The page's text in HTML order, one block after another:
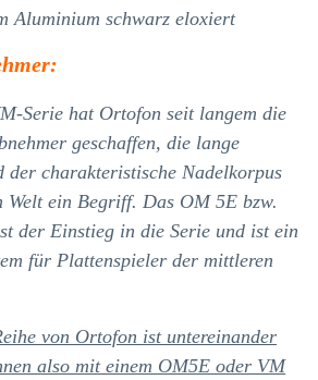
Aluminium schwarz eloxiert
Serie hat Ortofon seit langem die
geschaffen, die lange
der charakteristische Nadelkorpus
Welt ein Begriff. Das OM 5E bzw.
der Einstieg in die Serie und ist ein
für Plattenspieler der mittleren
von Ortofon ist untereinander
also mit einem OM5E oder VM